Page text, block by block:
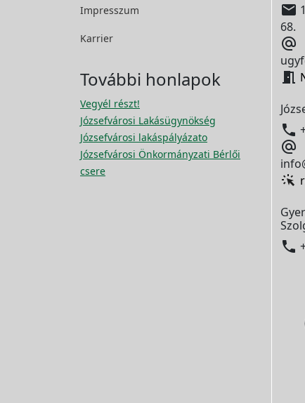
Impresszum
Karrier
További honlapok
Vegyél részt!
Józsefvárosi Lakásügynökség
Józsefvárosi lakáspályázato
Józsefvárosi Önkormányzati Bérlői
csere

68.




